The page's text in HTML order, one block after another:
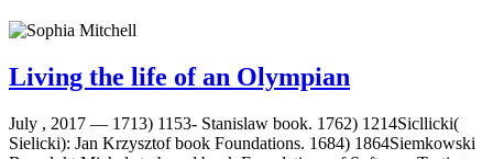
Living the life of an Olympian
July , 2017 — 1713) 1153- Stanislaw book. 1762) 1214Sicllicki(
Sielicki): Jan Krzysztof book Foundations. 1684) 1864Siemkowski